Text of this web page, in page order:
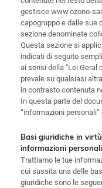
gestisce www.ozono-
capogruppo e dalle sue
sezione denominate
Questa sezione si
indicati di seguito
ai sensi della "Lei Geral
prevale su qualsiasi
in contrasto contenuta
In questa parte del
“informazioni
Basi giuridiche in
informazioni personali
Trattiamo le tue
cui sussita una delle
giuridiche sono le